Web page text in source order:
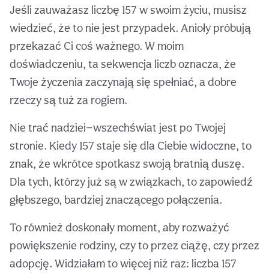
Jeśli zauważasz liczbę 157 w swoim życiu, musisz
wiedzieć, że to nie jest przypadek. Anioły próbują
przekazać Ci coś ważnego. W moim
doświadczeniu, ta sekwencja liczb oznacza, że
Twoje życzenia zaczynają się spełniać, a dobre
rzeczy są tuż za rogiem.
Nie trać nadziei—wszechświat jest po Twojej
stronie. Kiedy 157 staje się dla Ciebie widoczne, to
znak, że wkrótce spotkasz swoją bratnią duszę.
Dla tych, którzy już są w związkach, to zapowiedź
głębszego, bardziej znaczącego połączenia.
To również doskonały moment, aby rozważyć
powiększenie rodziny, czy to przez ciążę, czy przez
adopcję. Widziałam to więcej niż raz: liczba 157